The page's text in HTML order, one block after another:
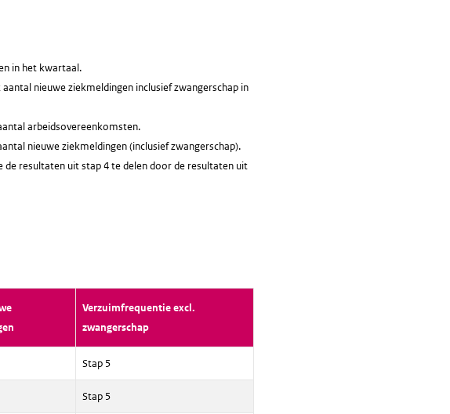
in het kwartaal.
nieuwe ziekmeldingen inclusief zwangerschap in
arbeidsovereenkomsten.
nieuwe ziekmeldingen (inclusief zwangerschap).
resultaten uit stap 4 te delen door de resultaten uit
Verzuimfrequentie excl.
zwangerschap
Stap 5
Stap 5